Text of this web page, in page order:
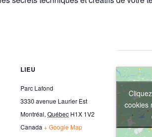
LIEU
Parc Lafond
3330 avenue Laurier Est
Montréal, Québec H1X 1V2
Canada + Google Map
cookies